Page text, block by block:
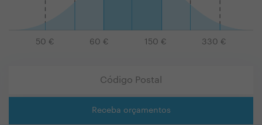
50 € 60 € 150 € 330 €
Receba orçamentos